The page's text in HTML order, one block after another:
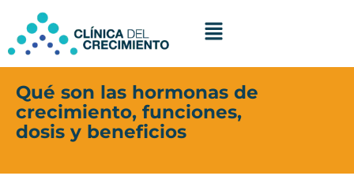
contenido
Qué son las hormonas de
crecimiento, funciones,
dosis y beneficios